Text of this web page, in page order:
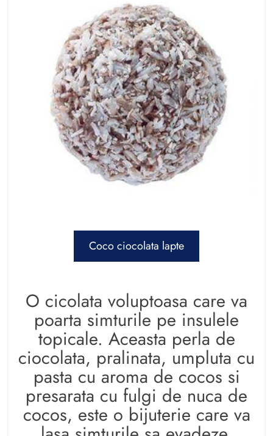
Coco ciocolata lapte
O cicolata voluptoasa care va
poarta simturile pe insulele
topicale. Aceasta perla de
ciocolata, pralinata, umpluta cu
pasta cu aroma de cocos si
presarata cu fulgi de nuca de
cocos, este o bijuterie care va